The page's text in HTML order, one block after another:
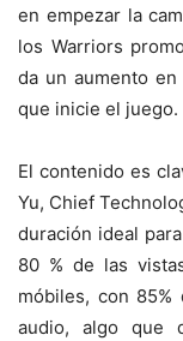
en empezar la
los Warriors
da un aumento
que inicie el juego.
El contenido es
Yu, Chief
duración ideal
80 % de las
móbiles, con 85%
audio, algo que